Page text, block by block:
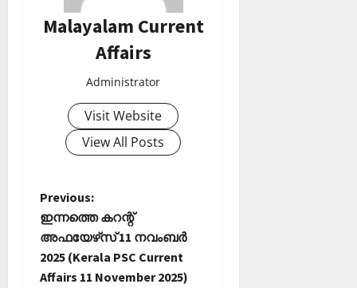
Malayalam Current
Affairs
Administrator
Visit Website
View All Posts
P
o
s
Previous:
ഇന്നത്തെ കറന്റ്
അഫയേഴ്‌സ് 11 നവംബർ
2025 (Kerala PSC Current
Affairs 11 November 2025)